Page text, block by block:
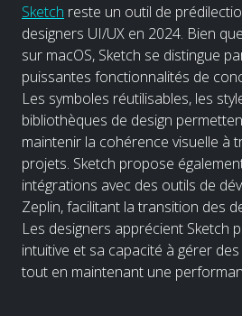
Sketch reste un outil de
designers UI/UX en 2024. Bien
sur macOS, Sketch se distingue
puissantes fonctionnalités de
Les symboles réutilisables, les
bibliothèques de design
maintenir la cohérence visuelle à
projets. Sketch propose
intégrations avec des outils de
Zeplin, facilitant la transition des
Les designers apprécient Sketch
intuitive et sa capacité à gérer
tout en maintenant une